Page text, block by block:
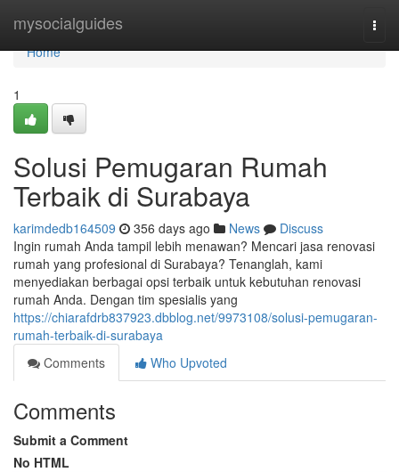
mysocialguides
Home
Home
1
Solusi Pemugaran Rumah
Terbaik di Surabaya
karimdedb164509 356 days ago News
Discuss
Ingin rumah Anda tampil lebih menawan? Mencari jasa renovasi
rumah yang profesional di Surabaya? Tenanglah, kami
menyediakan berbagai opsi terbaik untuk kebutuhan renovasi
rumah Anda. Dengan tim spesialis yang
https://chiarafdrb837923.dbblog.net/9973108/solusi-pemugaran-
rumah-terbaik-di-surabaya
Comments
Who Upvoted
Comments
Submit a Comment
No HTML